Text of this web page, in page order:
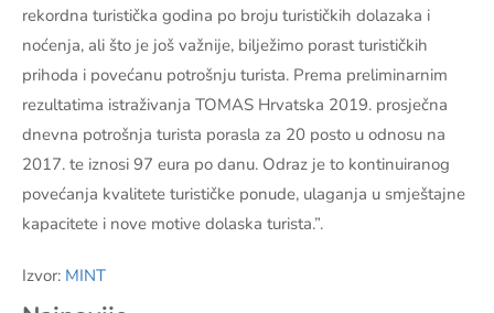
rekordna turistička godina po broju turističkih dolazaka i
noćenja, ali što je još važnije, bilježimo porast turističkih
prihoda i povećanu potrošnju turista. Prema preliminarnim
rezultatima istraživanja TOMAS Hrvatska 2019. prosječna
dnevna potrošnja turista porasla za 20 posto u odnosu na
2017. te iznosi 97 eura po danu. Odraz je to kontinuiranog
povećanja kvalitete turističke ponude, ulaganja u smještajne
kapacitete i nove motive dolaska turista.”.
Izvor: MINT